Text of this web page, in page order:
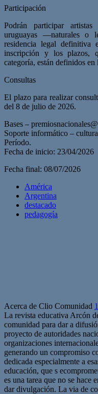
Participación
Podrán participar
uruguayas —naturales o
residencia legal
inscripción y los plazos,
categoría, están definidos en
Consultas
El plazo para realizar
del 8 de julio de 2026.
Bases –
Soporte informático –
Período.
Fecha de inicio: 23/04/2026
Fecha final: 08/07/2026
América
Argentina
destacado
pedagogía
Acerca de Clio Comunidad
La revista educativa Arcón
comunidad para dar a
proyecto de autoridades
organizaciones
generando un compromiso
dedicada especialmente a
educación, que s
es una tarea que no se hace
dar divulgación. La via de